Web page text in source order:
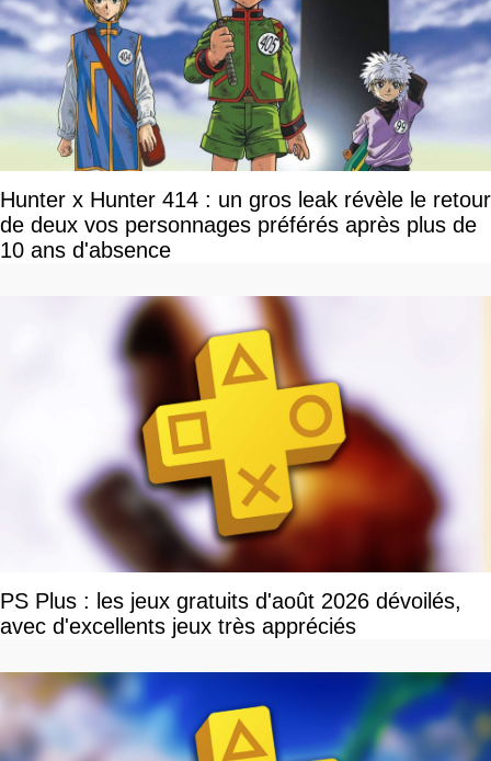
Hunter x Hunter 414 : un gros leak révèle le retour
de deux vos personnages préférés après plus de
10 ans d'absence
PS Plus : les jeux gratuits d'août 2026 dévoilés,
avec d'excellents jeux très appréciés